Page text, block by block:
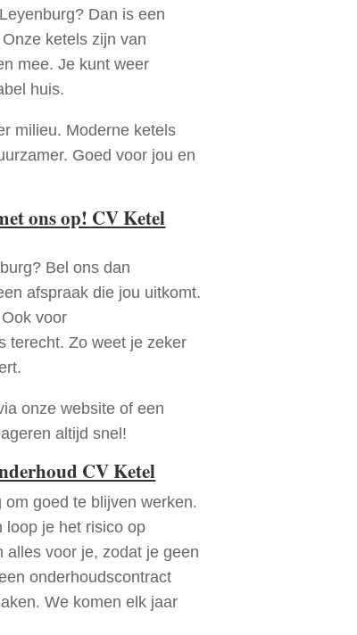
Dan is een
ketels zijn van
mee. Je kunt weer
huis.
milieu. Moderne ketels
Goed voor jou en
ons op! CV Ketel
Bel ons dan
afspraak die jou uitkomt.
voor
terecht. Zo weet je zeker
onze website of een
altijd snel!
CV Ketel
goed te blijven werken.
loop je het risico op
alles voor je, zodat je geen
onderhoudscontract
We komen elk jaar